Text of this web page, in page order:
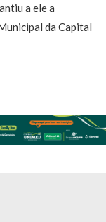
a ele a
da Capital